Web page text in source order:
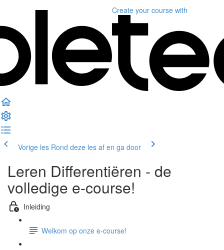
Create your course with
Vorige les Rond deze les af en ga door
Leren Differentiëren - de
volledige e-course!
Inleiding
Welkom op onze e-course!